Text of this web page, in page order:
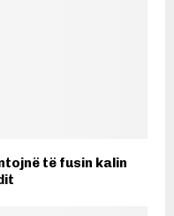
të fusin kalin